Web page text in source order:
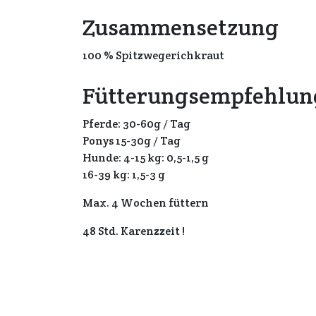
Zusammensetzung
100 % Spitzwegerichkraut
Pferde: 30-60g / Tag
Ponys 15-30g / Tag
Hunde: 4-15 kg: 0,5-1,5 g
16-39 kg: 1,5-3 g
Max. 4 Wochen füttern
48 Std. Karenzzeit !